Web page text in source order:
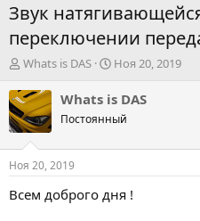
Звук
переключении
А
т
о
р
т
м
ы
Whats is DAS
Д
т
н
а
л
Ноя 20, 2019
Whats is DAS
Постоянный
Ноя 20, 2019
Всем доброго дня !